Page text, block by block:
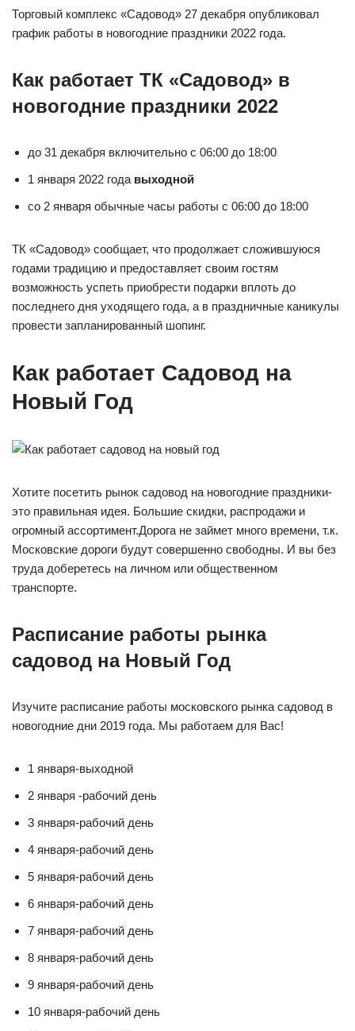
Торговый комплекс «Садовод» 27 декабря опубликовал
график работы в новогодние праздники 2022 года.
Как работает ТК «Садовод» в
новогодние праздники 2022
до 31 декабря включительно с 06:00 до 18:00
1 января 2022 года выходной
со 2 января обычные часы работы с 06:00 до 18:00
ТК «Садовод» сообщает, что продолжает сложившуюся
годами традицию и предоставляет своим гостям
возможность успеть приобрести подарки вплоть до
последнего дня уходящего года, а в праздничные каникулы
провести запланированный шопинг.
Как работает Садовод на
Новый Год
Хотите посетить рынок садовод на новогодние праздники-
это правильная идея. Большие скидки, распродажи и
огромный ассортимент.Дорога не займет много времени, т.к.
Московские дороги будут совершенно свободны. И вы без
труда доберетесь на личном или общественном
транспорте.
Расписание работы рынка
садовод на Новый Год
Изучите расписание работы московского рынка садовод в
новогодние дни 2019 года. Мы работаем для Вас!
1 января-выходной
2 января -рабочий день
3 января-рабочий день
4 января-рабочий день
5 января-рабочий день
6 января-рабочий день
7 января-рабочий день
8 января-рабочий день
9 января-рабочий день
10 января-рабочий день